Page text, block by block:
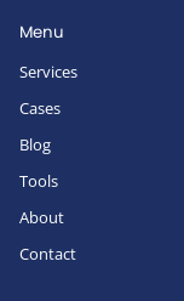
Menu
Services
Cases
Blog
Tools
About
Contact